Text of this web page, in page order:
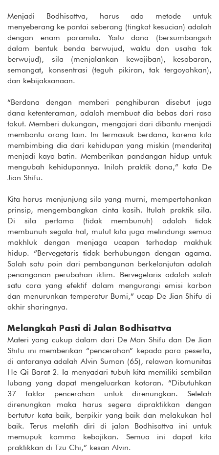
Menjadi Bodhisattva, harus ada metode untuk
menyeberang ke pantai seberang (tingkat kesucian) adalah
dengan enam paramita. Yaitu dana (bersumbangsih
dalam bentuk benda berwujud, waktu dan usaha tak
berwujud), sila (menjalankan kewajiban), kesabaran,
semangat, konsentrasi (teguh pikiran, tak tergoyahkan),
dan kebijaksanaan.
“Berdana dengan memberi penghiburan disebut juga
dana ketenteraman, adalah membuat dia bebas dari rasa
takut. Memberi dukungan, mengajari dari dibantu menjadi
membantu orang lain. Ini termasuk berdana, karena kita
membimbing dia dari kehidupan yang miskin (menderita)
menjadi kaya batin. Memberikan pandangan hidup untuk
mengubah kehidupannya. Inilah praktik dana,” kata De
Jian Shifu.
Kita harus menjunjung sila yang murni, mempertahankan
prinsip, mengembangkan cinta kasih. Itulah praktik sila.
Di sila pertama (tidak membunuh) adalah tidak
membunuh segala hal, mulut kita juga melindungi semua
makhluk dengan menjaga ucapan terhadap makhuk
hidup. “Bervegetaris tidak berhubungan dengan agama.
Salah satu poin dari pembangunan berkelanjutan adalah
penanganan perubahan iklim. Bervegetaris adalah salah
satu cara yang efektif dalam mengurangi emisi karbon
dan menurunkan temperatur Bumi,” ucap De Jian Shifu di
akhir sharingnya.
Melangkah Pasti di Jalan Bodhisattva
Materi yang cukup dalam dari De Man Shifu dan De Jian
Shifu ini memberikan “pencerahan” kepada para peserta,
di antaranya adalah Alvin Suman (65), relawan komunitas
He Qi Barat 2. Ia menyadari tubuh kita memiliki sembilan
lubang yang dapat mengeluarkan kotoran. “Dibutuhkan
37 faktor pencerahan untuk direnungkan. Setelah
direnungkan maka harus segera dipraktikkan dengan
bertutur kata baik, berpikir yang baik dan melakukan hal
baik. Terus melatih diri di jalan Bodhisattva ini untuk
memupuk kamma kebajikan. Semua ini dapat kita
praktikkan di Tzu Chi,” kesan Alvin.